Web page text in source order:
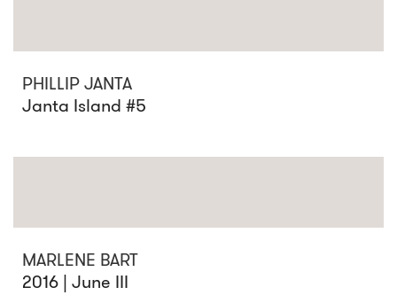
PHILLIP JANTA
Janta Island #5
MARLENE BART
2016 | June III